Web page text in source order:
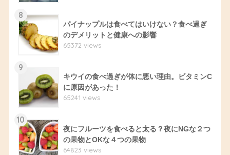
8
パイナップルは食べてはいけない？食べ過ぎ
のデメリットと健康への影響
65372 views
9
キウイの食べ過ぎが体に悪い理由。ビタミンC
に原因があった！
65241 views
10
夜にフルーツを食べると太る？夜にNGな２つ
の果物とOKな４つの果物
64823 views